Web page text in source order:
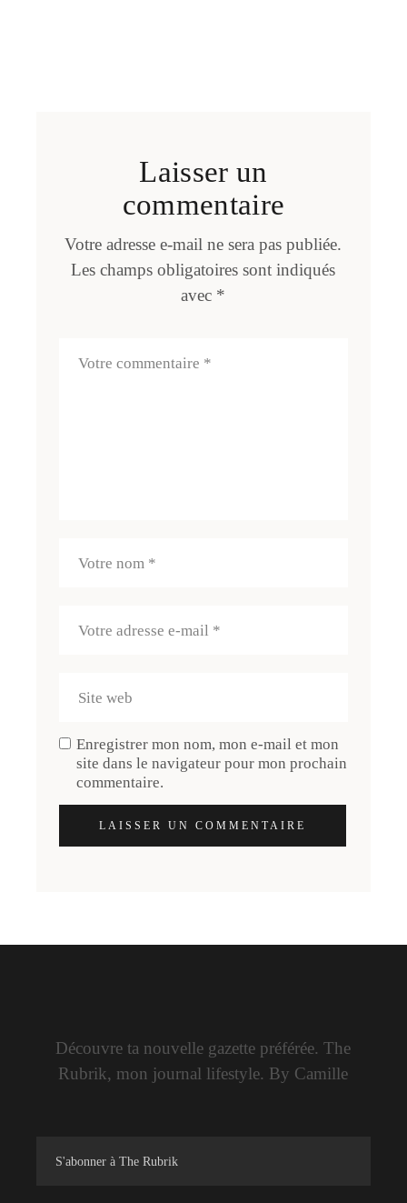
Laisser un
commentaire
Votre adresse e-mail ne sera pas publiée.
Les champs obligatoires sont indiqués
avec *
Enregistrer mon nom, mon e-mail et mon
site dans le navigateur pour mon prochain
commentaire.
LAISSER UN COMMENTAIRE
Découvre ta nouvelle gazette préférée. The
Rubrik, mon journal lifestyle. By Camille